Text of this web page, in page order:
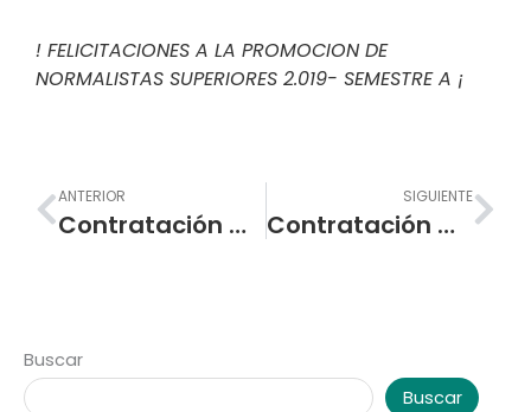
! FELICITACIONES A LA PROMOCION DE
NORMALISTAS SUPERIORES 2.019- SEMESTRE A ¡
Prev
ANTERIOR
Contratación Mínima Cuantía – Utensilios de cocina domésticos
SIGUIENTE
Contratación Mínima Cuantía – Servicios de personal temporal
Buscar
Buscar